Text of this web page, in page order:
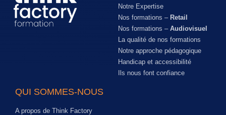
Notre Expertise
Nos formations – Retail
Nos formations – Audiovisuel
La qualité de nos formations
Notre approche pédagogique
Handicap et accessibilité
Ils nous font confiance
QUI SOMMES-NOUS
A propos de Think Factory